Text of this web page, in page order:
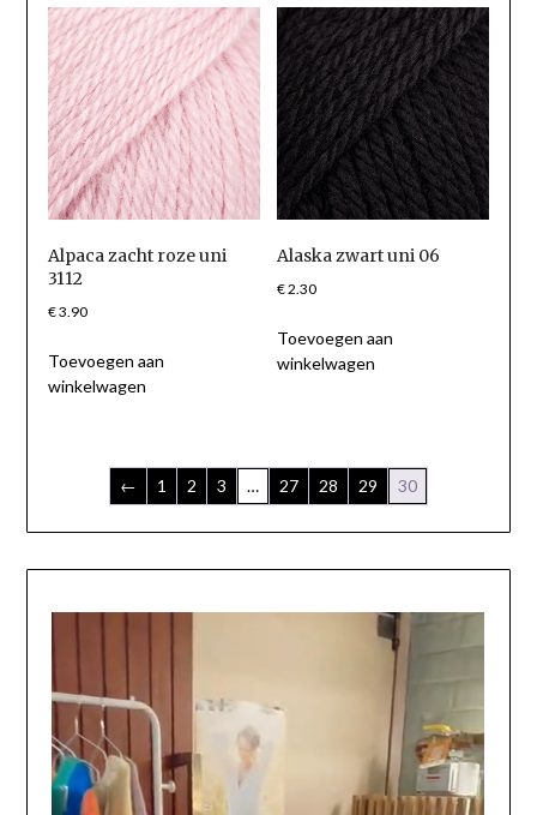
Alpaca zacht roze uni
3112
€3.90
Toevoegen aan
winkelwagen
Alaska zwart uni 06
€2.30
Toevoegen aan
winkelwagen
← 1 2 3 … 27 28 29 30